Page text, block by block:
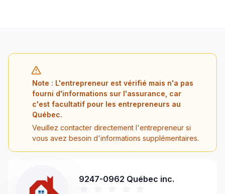
Note : L'entrepreneur est vérifié mais n'a pas
fourni d'informations sur l'assurance, car
c'est facultatif pour les entrepreneurs au
Québec.
Veuillez contacter directement l'entrepreneur si
vous avez besoin d'informations supplémentaires.
9247-0962 Québec inc.